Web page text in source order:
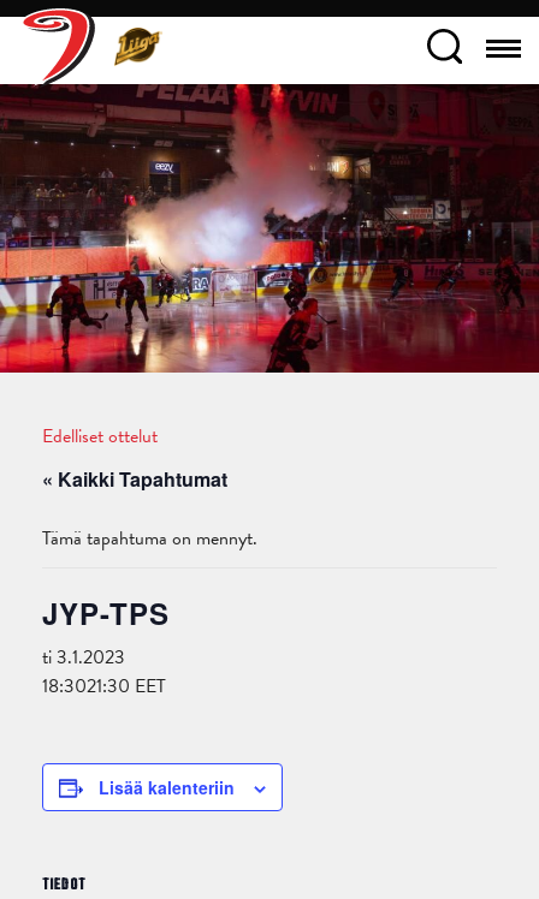
Edelliset ottelut
« Kaikki Tapahtumat
Tämä tapahtuma on mennyt.
JYP-TPS
ti 3.1.2023
18:3021:30 EET
Lisää kalenteriin
TIEDOT